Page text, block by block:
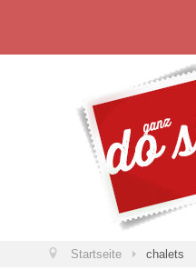
Startseite chalets